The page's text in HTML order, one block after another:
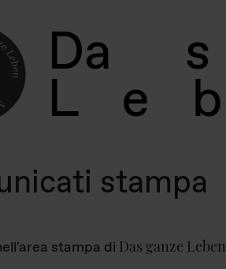
Da s
L e b
stampa
stampa di Das ganze Leben